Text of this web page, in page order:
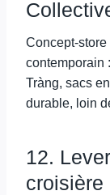
Concept-
contemporain
Tràng, sacs
durable, loin
12.
croisière